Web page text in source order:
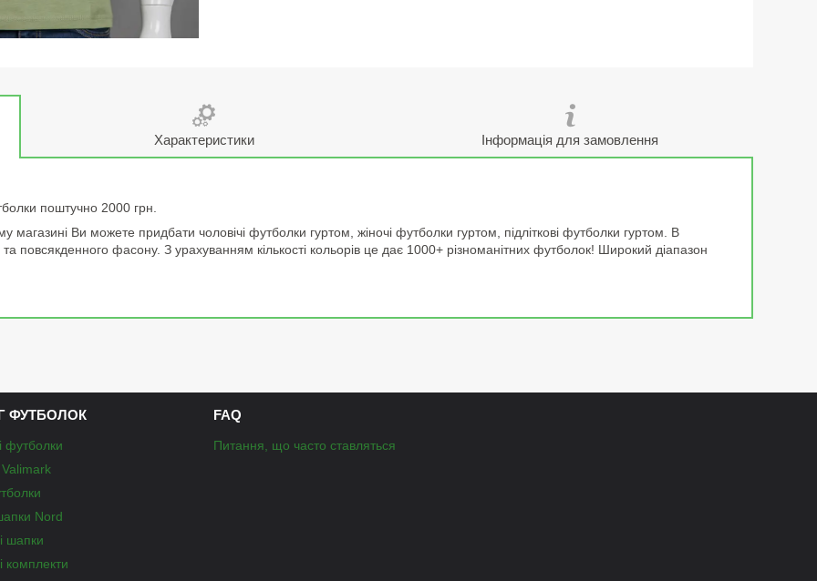
Характеристики Інформація для замовлення
поштучно 2000 грн.
Ви можете придбати чоловічі футболки гуртом, жіночі футболки гуртом, підліткові футболки гуртом. В
повсякденного фасону. З урахуванням кількості кольорів це дає 1000+ різноманітних футболок! Широкий діапазон
ФУТБОЛОК
футболки
Nord
шапки
комплекти
FAQ
Питання, що часто ставляться